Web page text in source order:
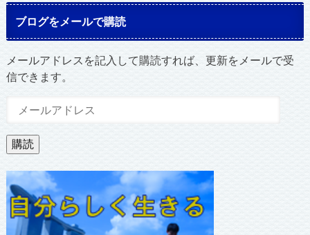
ブログをメールで購読
メールアドレスを記入して購読すれば、更新をメールで受
信できます。
ル
ア
ド
レ
ス
購読